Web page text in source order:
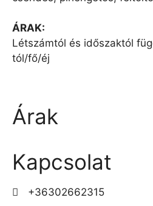
ÁRAK:
Létszámtól és időszaktól
tól/fő/éj
Árak
Kapcsolat
+36302662315